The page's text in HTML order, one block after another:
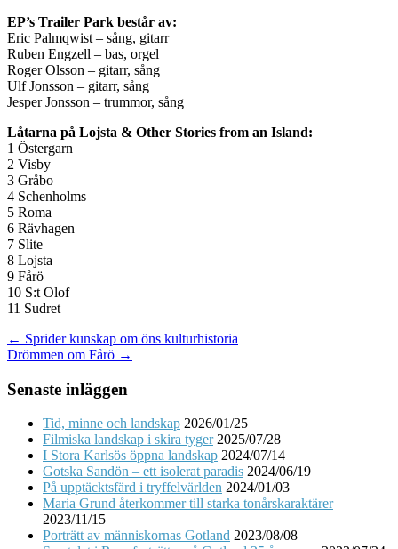
EP’s Trailer Park består av:
Eric Palmqwist – sång, gitarr
Ruben Engzell – bas, orgel
Roger Olsson – gitarr, sång
Ulf Jonsson – gitarr, sång
Jesper Jonsson – trummor, sång
Låtarna på Lojsta & Other Stories from an Island:
1 Östergarn
2 Visby
3 Gråbo
4 Schenholms
5 Roma
6 Rävhagen
7 Slite
8 Lojsta
9 Fårö
10 S:t Olof
11 Sudret
Post
navigation
← Sprider kunskap om öns kulturhistoria
Drömmen om Fårö →
Senaste inläggen
Tid, minne och landskap 2026/01/25
Filmiska landskap i skira tyger 2025/07/28
I Stora Karlsös öppna landskap 2024/07/14
Gotska Sandön – ett isolerat paradis 2024/06/19
På upptäcktsfärd i tryffelvärlden 2024/01/03
Maria Grund återkommer till starka tonårskaraktärer
2023/11/15
Porträtt av människornas Gotland 2023/08/08